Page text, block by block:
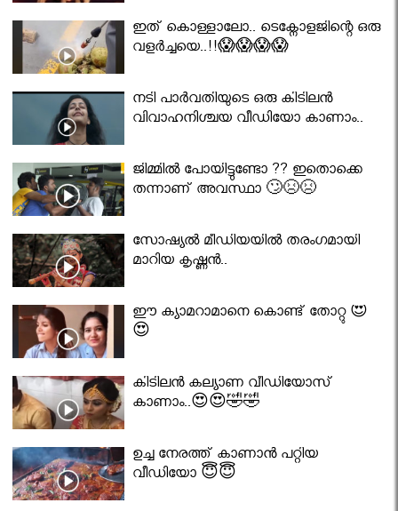
ഇത് കൊള്ളാലോ.. ടെക്നോളജിന്റെ ഒരു
വളർച്ചയെ..!!😱😱😱😱
നടി പാർവതിയുടെ ഒരു കിടിലൻ
വിവാഹനിശ്ചയ വീഡിയോ കാണാം..
ജിമ്മിൽ പോയിട്ടുണ്ടോ ?? ഇതൊക്കെ
തന്നാണ് അവസ്ഥാ 🙄😣😣
സോഷ്യൽ മീഡിയയിൽ തരംഗമായി
മാറിയ കൃഷ്ണൻ..
ഈ ക്യാമറാമാനെ കൊണ്ട് തോറ്റു 😍
😍
കിടിലൻ കല്യാണ വീഡിയോസ്
കാണാം..😍😍🤣🤣
ഉച്ച നേരത്ത് കാണാൻ പറ്റിയ
വീഡിയോ 😇😇